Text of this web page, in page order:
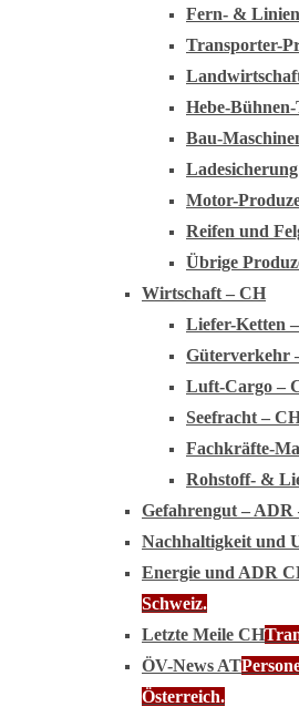
Fern- &
Transporter-
Hebe-
Bau-
Motor-
Reifen und
Übrige
Wirtschaft – CH
Liefer-Ketten
Güterverkehr
Luft-Cargo –
Seefracht –
Fachkräfte-
Rohstoff- &
Gefahrengut – ADR
Nachhaltigkeit und
Energie und ADR
Schweiz.
Letzte Meile CH
ÖV-News AT
Österreich.